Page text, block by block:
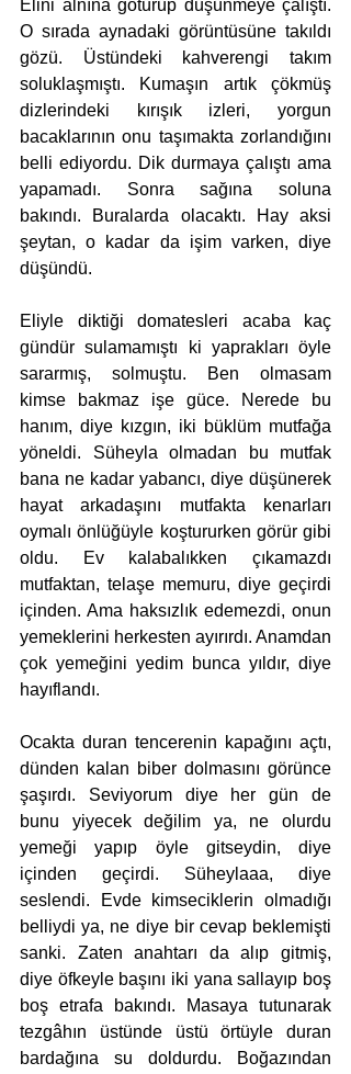
Elini alnına götürüp düşünmeye çalıştı.
O sırada aynadaki görüntüsüne takıldı
gözü. Üstündeki kahverengi takım
soluklaşmıştı. Kumaşın artık çökmüş
dizlerindeki kırışık izleri, yorgun
bacaklarının onu taşımakta zorlandığını
belli ediyordu. Dik durmaya çalıştı ama
yapamadı. Sonra sağına soluna
bakındı. Buralarda olacaktı. Hay aksi
şeytan, o kadar da işim varken, diye
düşündü.
Eliyle diktiği domatesleri acaba kaç
gündür sulamamıştı ki yaprakları öyle
sararmış, solmuştu. Ben olmasam
kimse bakmaz işe güce. Nerede bu
hanım, diye kızgın, iki büklüm mutfağa
yöneldi. Süheyla olmadan bu mutfak
bana ne kadar yabancı, diye düşünerek
hayat arkadaşını mutfakta kenarları
oymalı önlüğüyle koştururken görür gibi
oldu. Ev kalabalıkken çıkamazdı
mutfaktan, telaşe memuru, diye geçirdi
içinden. Ama haksızlık edemezdi, onun
yemeklerini herkesten ayırırdı. Anamdan
çok yemeğini yedim bunca yıldır, diye
hayıflandı.
Ocakta duran tencerenin kapağını açtı,
dünden kalan biber dolmasını görünce
şaşırdı. Seviyorum diye her gün de
bunu yiyecek değilim ya, ne olurdu
yemeği yapıp öyle gitseydin, diye
içinden geçirdi. Süheylaaa, diye
seslendi. Evde kimseciklerin olmadığı
belliydi ya, ne diye bir cevap beklemişti
sanki. Zaten anahtarı da alıp gitmiş,
diye öfkeyle başını iki yana sallayıp boş
boş etrafa bakındı. Masaya tutunarak
tezgâhın üstünde üstü örtüyle duran
bardağına su doldurdu. Boğazından